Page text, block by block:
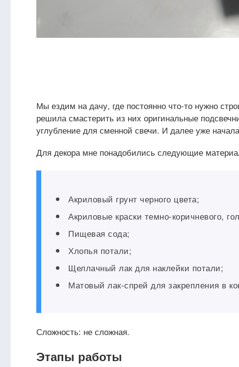
Мы ездим на дачу, где постоянно что-то нужно
решила смастерить из них оригинальные
углубление для сменной свечи. И далее уже
Для декора мне понадобились следующие
Акриловый грунт черного цвета;
Акриловые краски темно-коричневого,
Пищевая сода;
Хлопья потали;
Щеллачный лак для наклейки потали;
Матовый лак-спрей для закрепления в
Сложность: не сложная.
Этапы работы